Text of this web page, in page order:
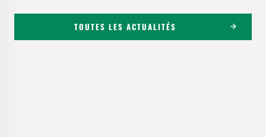
TOUTES LES ACTUALITÉS